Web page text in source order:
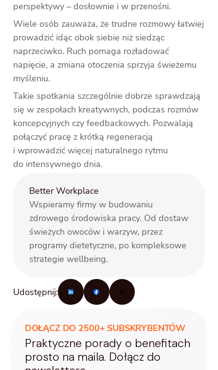
perspektywy – dosłownie i w przenośni.
Wiele osób zauważa, że trudne rozmowy łatwiej
prowadzić idąc obok siebie niż siedząc
naprzeciwko. Ruch pomaga rozładować
napięcie, a zmiana otoczenia sprzyja świeżemu
myśleniu.
Takie spotkania szczególnie dobrze sprawdzają
się w zespołach kreatywnych, podczas rozmów
koncepcyjnych czy feedbackowych. Pozwalają
połączyć pracę z krótką regeneracją
i wprowadzić więcej naturalnego rytmu
do intensywnego dnia.
Better Workplace
Wspieramy firmy w budowaniu
zdrowego środowiska pracy. Od dostaw
świeżych owoców i warzyw, przez
programy dietetyczne, po kompleksowe
strategie wellbeing.
Udostępnij:
DOŁĄCZ DO 2500+ SUBSKRYBENTÓW
Praktyczne porady o benefitach
prosto na maila. Dołącz do